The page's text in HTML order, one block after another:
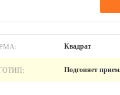
Квадрат
Подгоняет